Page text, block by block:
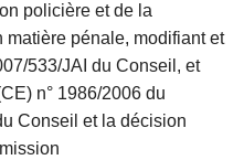
policière et de la
pénale, modifiant et
533/JAI du Conseil, et
n° 1986/2006 du
Conseil et la décision